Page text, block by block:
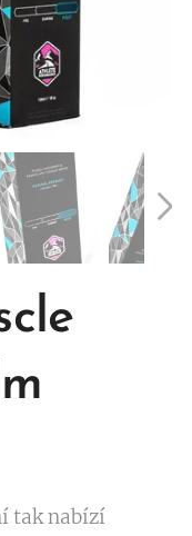
tak nabízí